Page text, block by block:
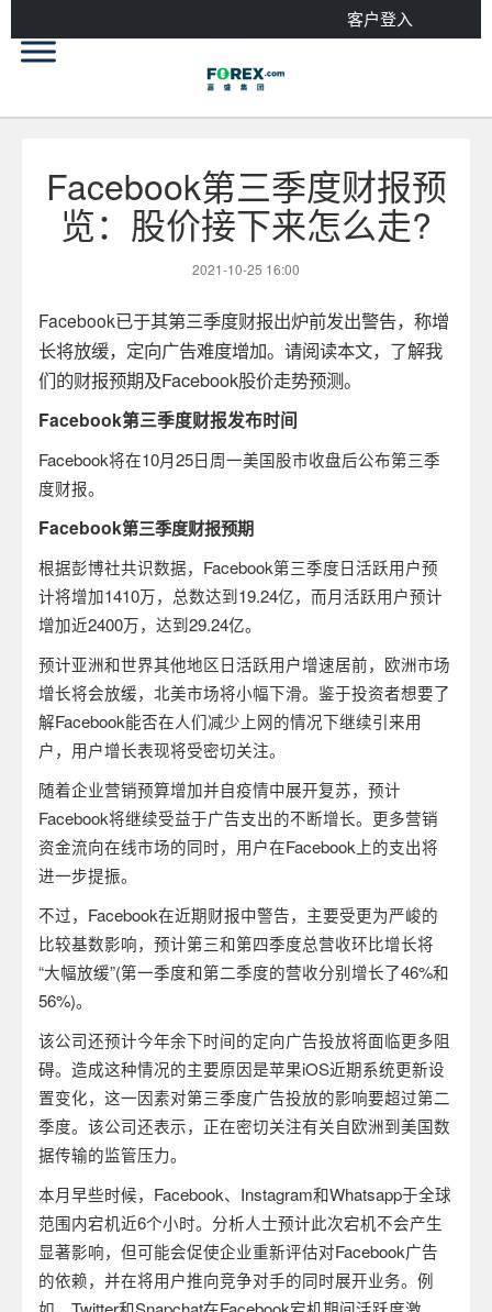
客户登入
Facebook第三季度财报预
览：股价接下来怎么走?
2021-10-25 16:00
Facebook已于其第三季度财报出炉前发出警告，称增
长将放缓，定向广告难度增加。 请阅读本文，了解我
们的财报预期及Facebook股价走势预测。
Facebook第三季度财报发布时间
Facebook将在10月25日周一美国股市收盘后公布第三季
度财报。
Facebook第三季度财报预期
根据彭博社共识数据， Facebook第三季度日活跃用户预
计将增加1410万，总数达到19.24亿，而月活跃用户预计
增加近2400万，达到29.24亿。
预计亚洲和世界其他地区日活跃用户增速居前，欧洲市场
增长将会放缓，北美市场将小幅下滑。鉴于投资者想要了
解Facebook能否在人们减少上网的情况下继续引来用
户，用户增长表现将受密切关注。
随着企业营销预算增加并自疫情中展开复苏，预计
Facebook将继续受益于广告支出的不断增长。更多营销
资金流向在线市场的同时，用户在Facebook 上的支出将
进一步提振。
不过， Facebook在近期财报中警告，主要受更为严峻的
比较基数影响，预计第三和第四季度总营收环比增长将
“大幅放缓”(第一季度和第二季度的营收分别增长了46%和
56%)。
该公司还预计今年余下时间的定向广告投放将面临更多阻
碍。造成这种情况的主要原因是苹果iOS近期系统更新设
置变化，这一因素对第三季度广告投放的影响要超过第二
季度。该公司还表示，正在密切关注有关自欧洲到美国数
据传输的监管压力。
本月早些时候， Facebook、 Instagram和Whatsapp于全球
范围内宕机近6个小时。分析人士预计此次宕机不会产生
显著影响，但可能会促使企业重新评估对Facebook广告
的依赖，并在将用户推向竞争对手的同时展开业务。例